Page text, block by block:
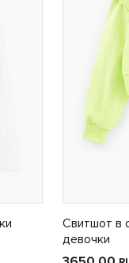
Свитшот в
девочки